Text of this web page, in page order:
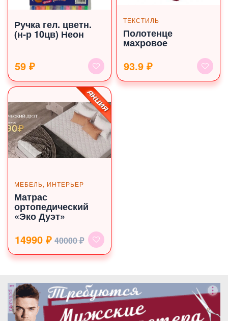
Ручка гел. цветн.
(н-р 10цв) Неон
59 ₽
ТЕКСТИЛЬ
Полотенце
махровое
93.9 ₽
МЕБЕЛЬ, ИНТЕРЬЕР
Матрас
ортопедический
«Эко Дуэт»
14990 ₽ 40000 ₽
реклама